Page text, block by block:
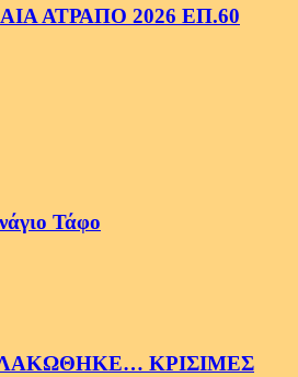
ΑΤΡΑΠΟ 2026 ΕΠ.60
Τάφο
ΚΡΙΣΙΜΕΣ